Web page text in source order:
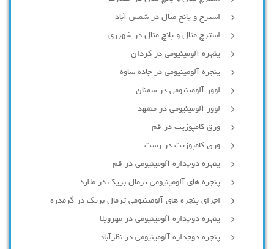
استرچ و پانچ متال در شمس آباد
استرچ متال و پانچ متال در شهرری
پنجره آلومینیومی در کردان
پنجره آلومینیومی در جاده ساوه
لوور آلومینیومی در سمنان
لوور آلومینیومی در مشهد
ورق کامپوزیت در قم
ورق کامپوزیت در رشت
پنجره دوجداره آلومينيومی در قم
پنجره های آلومینیومی ترمال بریک در ملارد
اجرای پنجره های آلومینیومی ترمال بریک در گرمدره
پنجره دوجداره آلومینیومی در مهرویلا
پنجره دوجداره آلومینیومی در نظرآباد